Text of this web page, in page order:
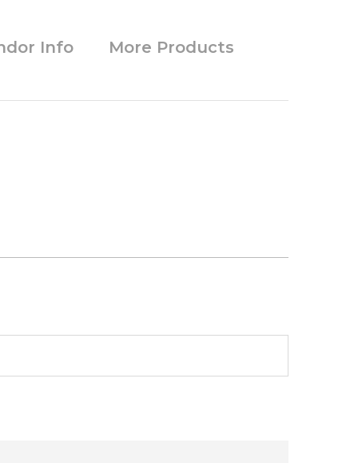
Info
More Products